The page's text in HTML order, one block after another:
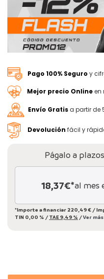
Pago 100% Seguro y
Mejor precio Onlineen
Envío Gratisa partir de
Devolución fácil y
Págalo a
18,37€*al mes
*Importe a financiar 220,49 € /
TIN 0,00 % / TAE 9,49 % /Ver más